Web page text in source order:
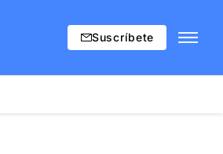
Suscríbete